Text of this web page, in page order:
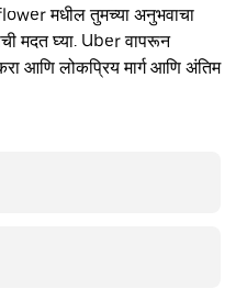
मधील तुमच्या अनुभवाचा
मदत घ्या. Uber वापरून
आणि लोकप्रिय मार्ग आणि अंतिम